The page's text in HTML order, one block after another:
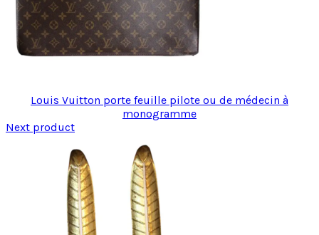
Louis Vuitton porte feuille pilote ou de médecin à
monogramme
Next product